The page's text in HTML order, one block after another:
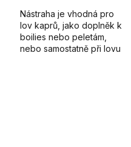
Nástraha je vhodná pro
lov kaprů, jako doplněk k
boilies nebo peletám,
nebo samostatně při lovu